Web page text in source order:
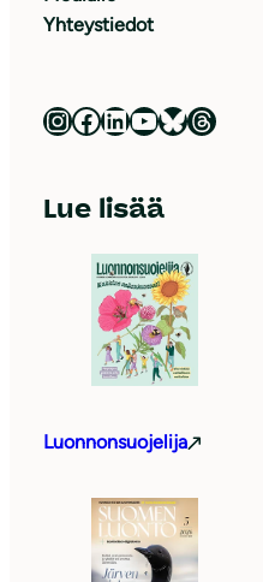
Yhteystiedot
Luonnonsuojeluliitto Instagramissa Luonnonsuojeluliitto Facebookissa Luonnonsuojeluliitto LinkedInissä Luonnonsuojeluliiton YouTube-kanava Luonnonsuojeluliitto Blueskyssa Luonnonsuojeluliitto Threadsissa
Lue lisää
Luonnonsuojelija